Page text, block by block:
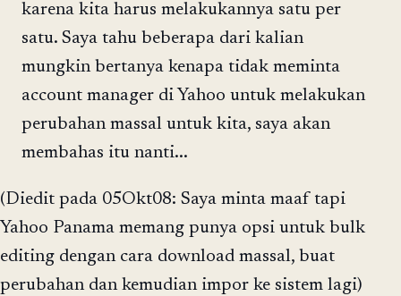
karena kita harus melakukannya satu per
satu. Saya tahu beberapa dari kalian
mungkin bertanya kenapa tidak meminta
account manager di Yahoo untuk melakukan
perubahan massal untuk kita, saya akan
membahas itu nanti...
(Diedit pada 05Okt08: Saya minta maaf tapi
Yahoo Panama memang punya opsi untuk bulk
editing dengan cara download massal, buat
perubahan dan kemudian impor ke sistem lagi)